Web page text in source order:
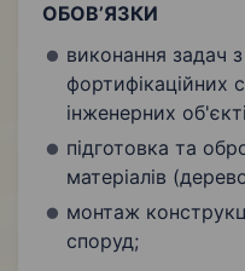
ОБОВ’ЯЗКИ
виконання задач
фортифікаційних
інженерних
підготовка та
матеріалів
монтаж
споруд;